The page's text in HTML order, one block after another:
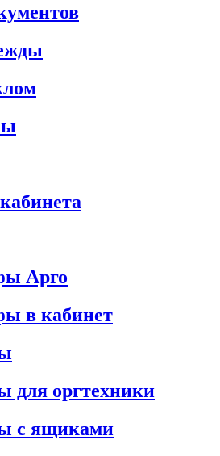
Арго
в кабинет
для оргтехники
с ящиками